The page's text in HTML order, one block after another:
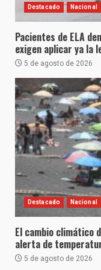
Destacado Nacional
Pacientes de ELA
exigen aplicar ya la
5 de agosto de 2026
Destacado Nacional
El cambio climático
alerta de
5 de agosto de 2026